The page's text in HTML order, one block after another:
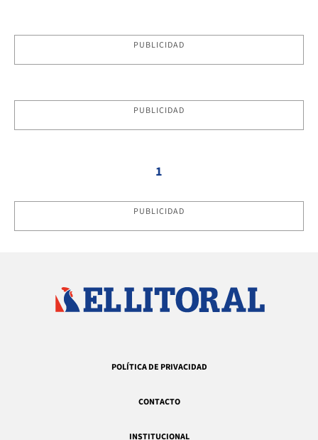
PUBLICIDAD
PUBLICIDAD
1
PUBLICIDAD
POLÍTICA DE PRIVACIDAD
CONTACTO
INSTITUCIONAL